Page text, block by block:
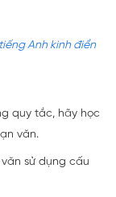
Anh kinh điển
quy tắc, hãy học
văn.
sử dụng cấu